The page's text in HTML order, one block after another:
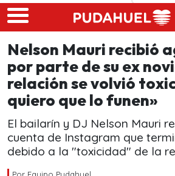
Skip to main content
Nelson Mauri recibió
por parte de su ex
relación se volvió
quiero que lo funen»
El bailarín y DJ Nelson Mauri
cuenta de Instagram que
debido a la "toxicidad" de la
Por Equipo Pudahuel